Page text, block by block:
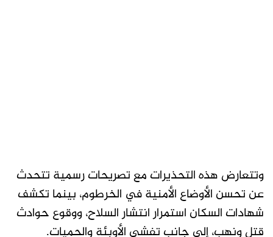
وتتعارض هذه التحذيرات مع تصريحات رسمية تتحدث
عن تحسن الأوضاع الأمنية في الخرطوم، بينما تكشف
شهادات السكان استمرار انتشار السلاح، ووقوع حوادث
قتل ونهب، إلى جانب تفشي الأوبئة والحميات.